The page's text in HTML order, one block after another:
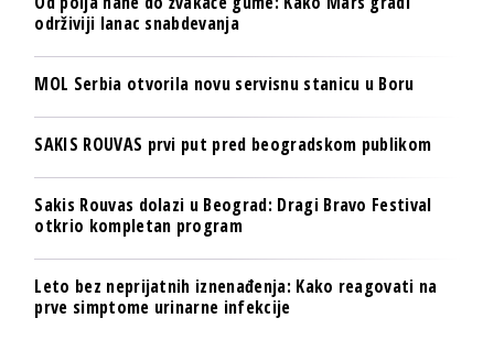
održiviji lanac snabdevanja
MOL Serbia otvorila novu servisnu stanicu u Boru
SAKIS ROUVAS prvi put pred beogradskom publikom
Sakis Rouvas dolazi u Beograd: Dragi Bravo Festival
otkrio kompletan program
Leto bez neprijatnih iznenađenja: Kako reagovati na
prve simptome urinarne infekcije